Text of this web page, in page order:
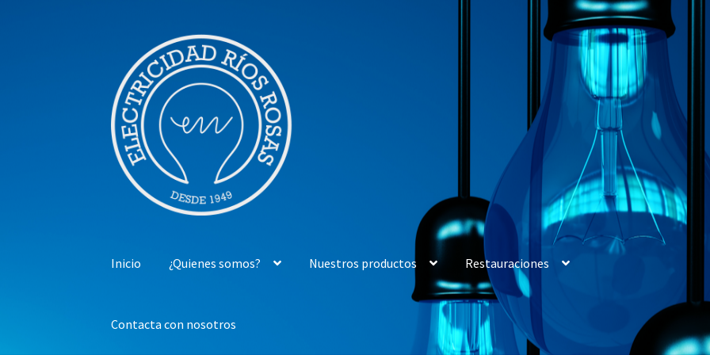
la
navegación
contenido
Inicio ¿Quienes somos? Nuestros productos Restauraciones
Contacta con nosotros